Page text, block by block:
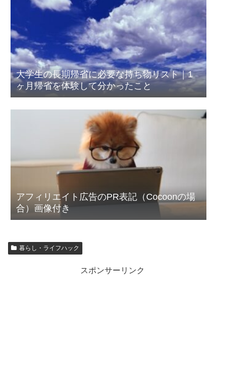
大学生の長期帰省に必要な持ち物リスト｜1
ヶ月帰省を体験して分かったこと
アフィリエイト広告のPR表記（Cocoonの場
合）画像付き
暮らし・ライフハック
スポンサーリンク